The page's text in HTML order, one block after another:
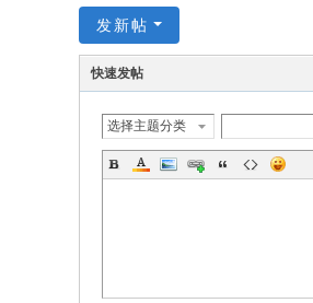
发新帖
快速发帖
选择主题分类